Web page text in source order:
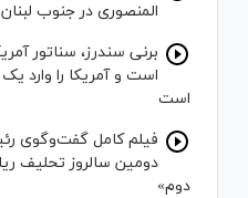
المنصوری در جنوب لبنان
برنی سندرز، سناتور
است و آمریکا را وارد
است
فیلم کامل گفت‌وگوی
دومین سالروز تحلیف
دوم»